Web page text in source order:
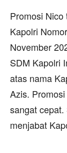
Promosi Nico
Kapolri
November
SDM Kapolri
atas nama
Azis.
sangat
menjabat